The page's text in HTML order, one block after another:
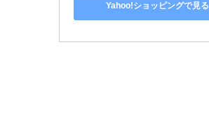
Yahoo!ショッピングで見る